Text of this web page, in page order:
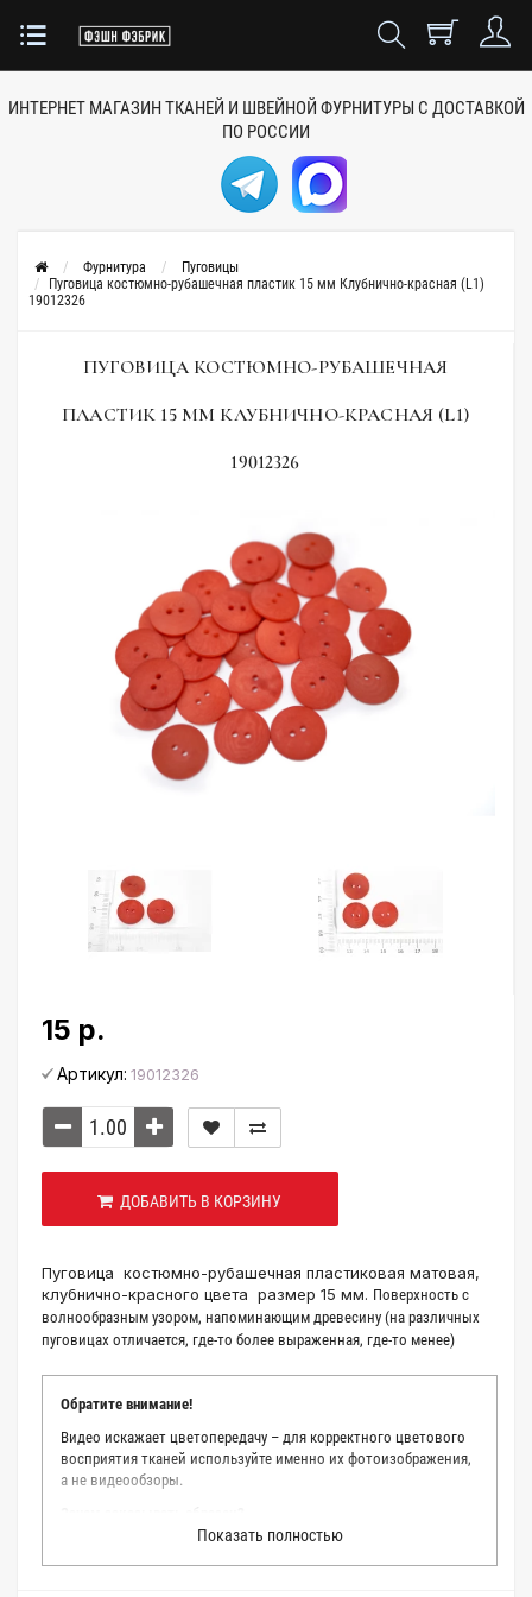
ИНТЕРНЕТ МАГАЗИН ТКАНЕЙ И ШВЕЙНОЙ ФУРНИТУРЫ С ДОСТАВКОЙ
ПО РОССИИ
Фурнитура
Пуговицы
Пуговица костюмно-рубашечная пластик 15 мм Клубнично-красная (L1)
19012326
ПУГОВИЦА КОСТЮМНО-РУБАШЕЧНАЯ
ПЛАСТИК 15 ММ КЛУБНИЧНО-КРАСНАЯ (L1)
19012326
15 р.
Артикул: 19012326
ДОБАВИТЬ В КОРЗИНУ
Пуговица костюмно-рубашечная пластиковая матовая,
клубнично-красного цвета размер 15 мм. Поверхность с
волнообразным узором, напоминающим древесину (на различных
пуговицах отличается, где-то более выраженная, где-то менее)
Обратите внимание!
Видео искажает цветопередачу – для корректного цветового
восприятия тканей используйте именно их фотоизображения,
а не видеообзоры.
Мы делаем все возможное, чтобы точно описать цвет каждой
ткани из нашего каталога. Мы осматриваем и фотографируем
Показать полностью